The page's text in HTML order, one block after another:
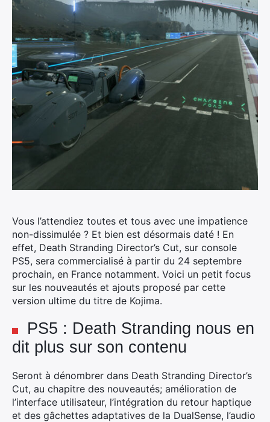
Vous l’attendiez toutes et tous avec une impatience
non-dissimulée ? Et bien est désormais daté ! En
effet, Death Stranding Director’s Cut, sur console
PS5, sera commercialisé à partir du 24 septembre
prochain, en France notamment. Voici un petit focus
sur les nouveautés et ajouts proposé par cette
version ultime du titre de Kojima.
PS5 : Death Stranding nous en
dit plus sur son contenu
Seront à dénombrer dans Death Stranding Director’s
Cut, au chapitre des nouveautés; amélioration de
l’interface utilisateur, l’intégration du retour haptique
et des gâchettes adaptatives de la DualSense, l’audio